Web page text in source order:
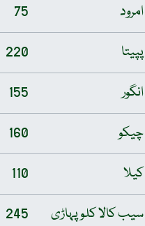
امرود
75
پپیتا
220
انگور
155
چیکو
160
کیلا
110
سیب کالا کلو پہاڑی
245